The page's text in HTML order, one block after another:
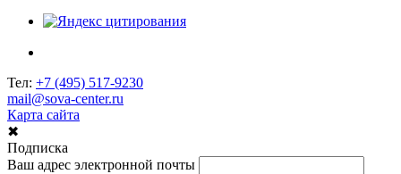
Тел: +7 (495) 517-9230
mail@sova-center.ru
Карта сайта
✖
Подписка
Ваш адрес электронной почты